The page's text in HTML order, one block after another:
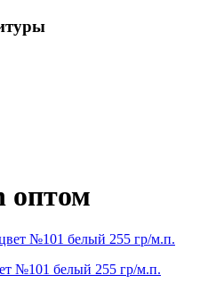
оптом
№101 белый 255 гр/м.п.